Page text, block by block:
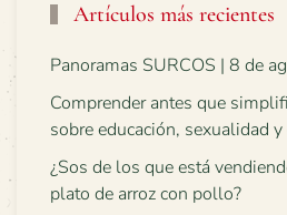
Artículos más recientes
Panoramas SURCOS | 8 de
Comprender antes que
sobre educación, sexualidad y
¿Sos de los que está
plato de arroz con pollo?